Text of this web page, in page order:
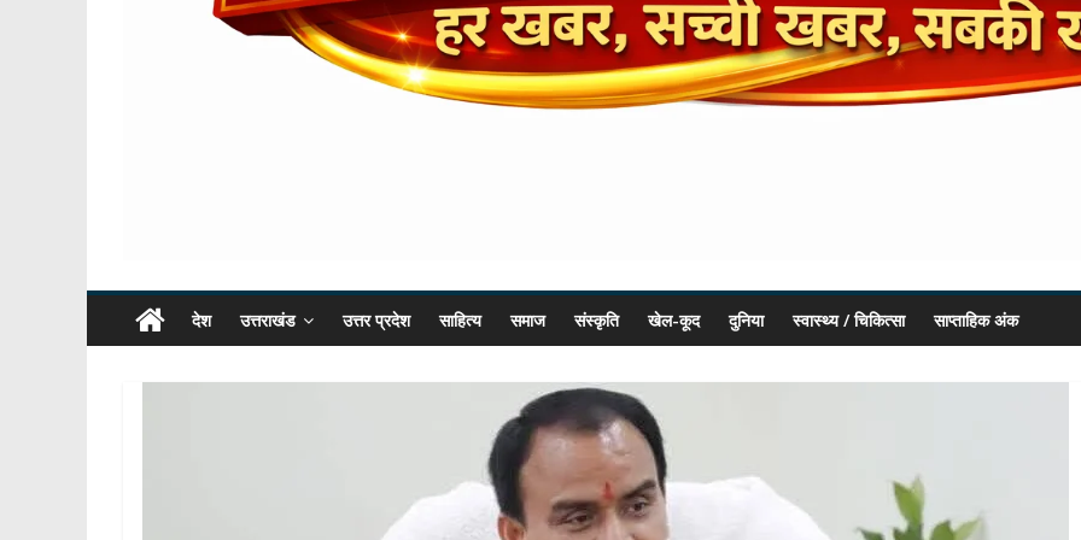
देश उत्तराखंड उत्तर प्रदेश साहित्य समाज संस्कृति खेल-कूद दुनिया स्वास्थ्य / चिकित्सा साप्ताहिक अंक